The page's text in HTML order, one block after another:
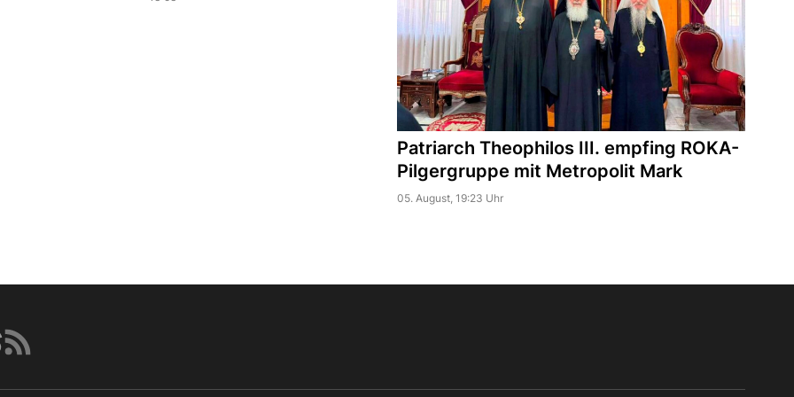
Patriarch Theophilos III. empfing ROKA-
Pilgergruppe mit Metropolit Mark
05. August, 19:23 Uhr